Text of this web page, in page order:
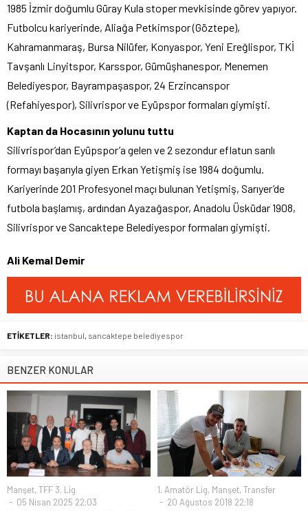
1985 İzmir doğumlu Güray Kula stoper mevkisinde görev yapıyor.
Futbolcu kariyerinde, Aliağa Petkimspor (Göztepe),
Kahramanmaraş, Bursa Nilüfer, Konyaspor, Yeni Ereğlispor, TKİ
Tavşanlı Linyitspor, Karsspor, Gümüşhanespor, Menemen
Belediyespor, Bayrampaşaspor, 24 Erzincanspor
(Refahiyespor), Silivrispor ve Eyüpspor formaları giymişti.
Kaptan da Hocasının yolunu tuttu
Silivrispor’dan Eyüpspor’a gelen ve 2 sezondur eflatun sarılı
formayı başarıyla giyen Erkan Yetişmiş ise 1984 doğumlu.
Kariyerinde 201 Profesyonel maçı bulunan Yetişmiş, Sarıyer’de
futbola başlamış, ardından Ayazağaspor, Anadolu Üsküdar 1908,
Silivrispor ve Sancaktepe Belediyespor formaları giymişti.
Ali Kemal Demir
ETİKETLER: istanbul sancaktepe belediyespor
BENZER KONULAR
Manşet, TFF 3. Lig
05 Nisan 2025 22:03
1. Amatör Lig, Manşet, Transfer
20 Ağustos 2018 22:18